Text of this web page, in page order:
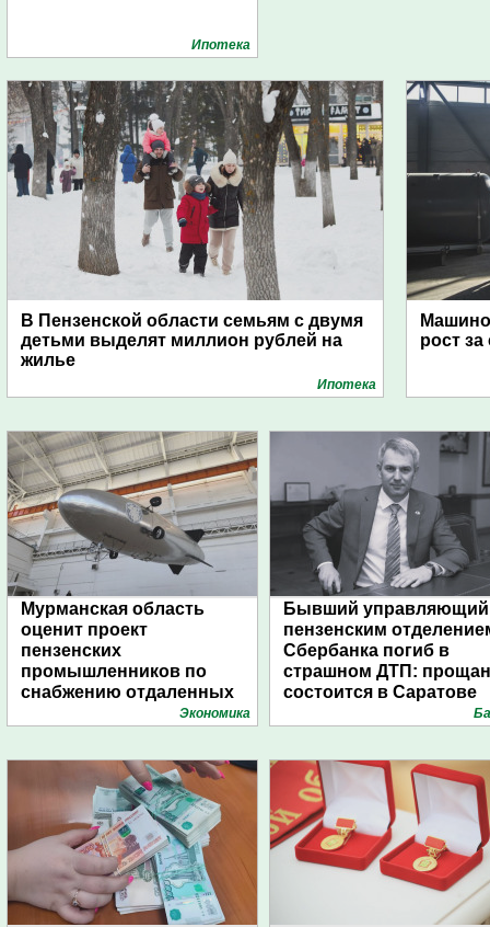
Ипотека
В Пензенской области семьям с двумя
детьми выделят миллион рублей на
жилье
Ипотека
рост за
Мурманская область
оценит проект
пензенских
промышленников по
снабжению отдаленных
поселений с помощью
Экономика
Бывший управляющий
пензенским
Сбербанка погиб в
страшном ДТП:
состоится в Саратове